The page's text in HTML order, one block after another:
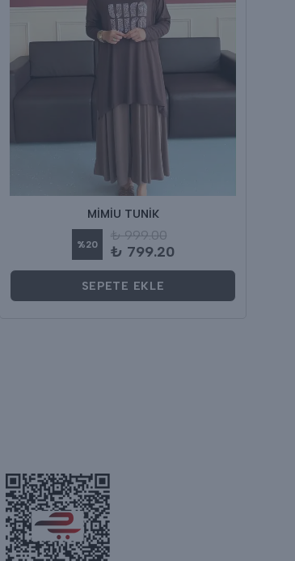
MİMİU TUNİK
%20
₺ 999.00
₺ 799.20
SEPETE EKLE